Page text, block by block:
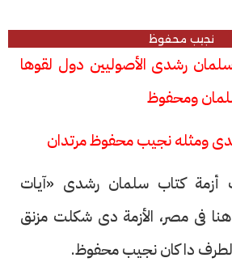
نجيب محفوظ
رشدى الأصوليين دول لقوها
ومحفوظ
ومثله نجيب محفوظ مرتدان
أزمة كتاب سلمان رشدى «آيات
فى مصر، الأزمة دى شكلت مزنق
دا كان نجيب محفوظ.